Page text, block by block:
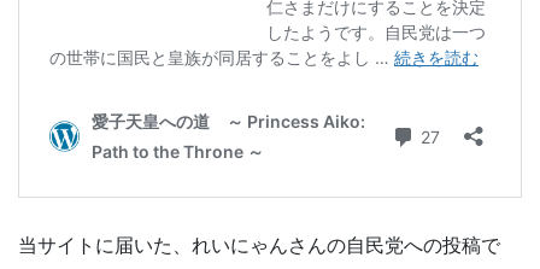
当サイトに届いた、れいにゃんさんの自民党への投稿で